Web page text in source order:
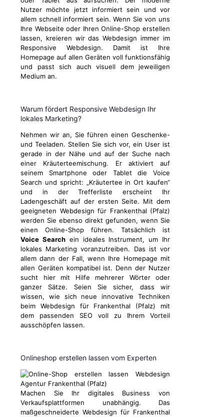
Nutzer möchte jetzt informiert sein und vor
allem schnell informiert sein. Wenn Sie von uns
Ihre Webseite oder Ihren Online-Shop erstellen
lassen, kreieren wir das Webdesign immer im
Responsive Webdesign. Damit ist Ihre
Homepage auf allen Geräten voll funktionsfähig
und passt sich auch visuell dem jeweiligen
Medium an.
Warum fördert Responsive Webdesign Ihr
lokales Marketing?
Nehmen wir an, Sie führen einen Geschenke-
und Teeladen. Stellen Sie sich vor, ein User ist
gerade in der Nähe und auf der Suche nach
einer Kräuterteemischung. Er aktiviert auf
seinem Smartphone oder Tablet die Voice
Search und spricht: „Kräutertee in Ort kaufen“
und in der Trefferliste erscheint Ihr
Ladengeschäft auf der ersten Seite. Mit dem
geeigneten Webdesign für Frankenthal (Pfalz)
werden Sie ebenso direkt gefunden, wenn Sie
einen Online-Shop führen. Tatsächlich ist
Voice Searchein ideales Instrument, um Ihr
lokales Marketing voranzutreiben. Das ist vor
allem dann der Fall, wenn Ihre Homepage mit
allen Geräten kompatibel ist. Denn der Nutzer
sucht hier mit Hilfe mehrerer Wörter oder
ganzer Sätze. Seien Sie sicher, dass wir
wissen, wie sich neue innovative Techniken
beim Webdesign für Frankenthal (Pfalz) mit
dem passenden SEO voll zu Ihrem Vorteil
ausschöpfen lassen.
Onlineshop erstellen lassen vom Experten
Machen Sie Ihr digitales Business von
Verkaufsplattformen unabhängig. Das
maßgeschneiderte Webdesign für Frankenthal